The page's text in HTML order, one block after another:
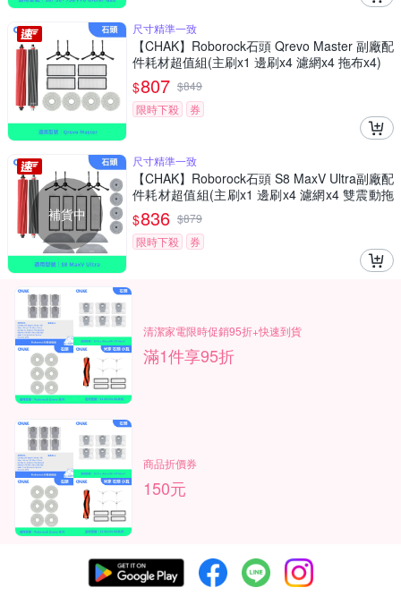
尺寸精準一致
【CHAK】Roborock石頭 Qrevo Master 副廠配
件耗材超值組(主刷x1 邊刷x4 濾網x4 拖布x4)
$807 $849
限時下殺
券
補貨中
尺寸精準一致
【CHAK】Roborock石頭 S8 MaxV Ultra副廠配
件耗材超值組(主刷x1 邊刷x4 濾網x4 雙震動拖
布x4 邊角圓拖x4)
$836 $879
限時下殺
券
清潔家電限時促銷95折+快速到貨
滿1件享95折
商品折價券
150元